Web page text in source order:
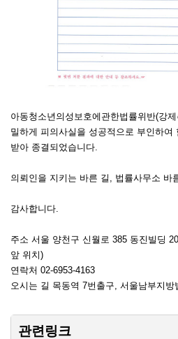
아동청소년의성보호에관한법률위반(강
밀하게 피의사실을 성공적으로 부인하여
받아 종결되었습니다.
의뢰인을 지키는 바른 길, 법률사무소 바
감사합니다.
주소 서울 양천구 신월로 385 동진빌딩
앞 위치)
연락처 02-6953-4163
오시는 길 목동역 7번출구, 서울남부지방
관련링크